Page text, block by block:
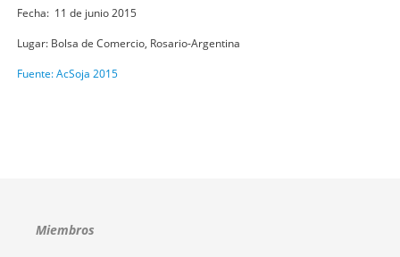
Fecha: 11 de junio 2015
Lugar: Bolsa de Comercio, Rosario-Argentina
Fuente: AcSoja 2015
Miembros